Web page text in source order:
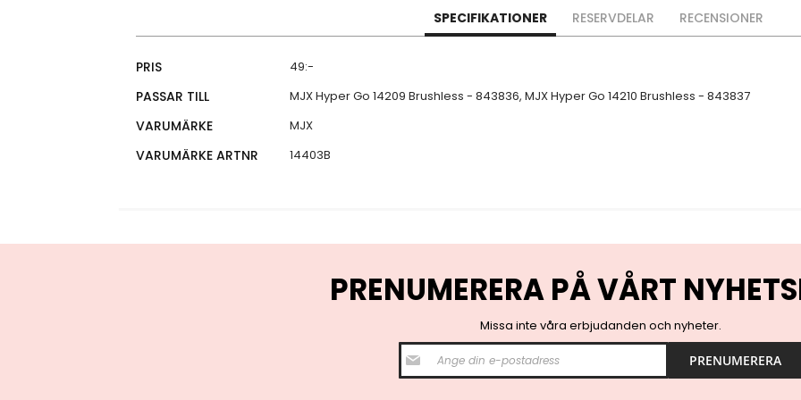
SPECIFIKATIONER
Specifikationer
PRIS 49:-
PASSAR TILL MJX Hyper Go 14209 Brushless - 843836, MJX Hyper Go 14210 Brushless - 843837
VARUMÄRKE MJX
VARUMÄRKE ARTNR 14403B
RESERVDELAR RECENSIONER
PRENUMERERA PÅ VÅRT
Missa inte våra erbjudanden och nyheter.
S
i
g
PRENUMERERA